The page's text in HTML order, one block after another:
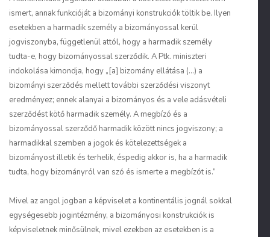
ismert, annak funkcióját a bizományi konstrukciók töltik be. Ilyen
esetekben a harmadik személy a bizományossal kerül
jogviszonyba, függetlenül attól, hogy a harmadik személy
tudta-e, hogy bizományossal szerződik. A Ptk. miniszteri
indokolása kimondja, hogy „[a] bizomány ellátása (…) a
bizományi szerződés mellett további szerződési viszonyt
eredményez; ennek alanyai a bizományos és a vele adásvételi
szerződést kötő harmadik személy. A megbízó és a
bizományossal szerződő harmadik között nincs jogviszony; a
harmadikkal szemben a jogok és kötelezettségek a
bizományost illetik és terhelik, éspedig akkor is, ha a harmadik
tudta, hogy bizományról van szó és ismerte a megbízót is.”
Mivel az angol jogban a képviselet a kontinentális jognál sokkal
egységesebb jogintézmény, a bizományosi konstrukciók is
képviseletnek minősülnek, mivel ezekben az esetekben is a